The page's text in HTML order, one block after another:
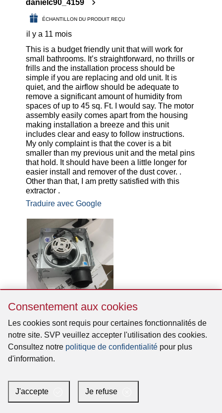
Consentement
aux
cookies
Consentement aux cookies
Les cookies sont requis pour certaines fonctionnalités de
notre site. SVP veuillez accepter l'utilisation des cookies.
Consultez notre politique de confidentialité pour plus
d'information.
J'accepte Je refuse